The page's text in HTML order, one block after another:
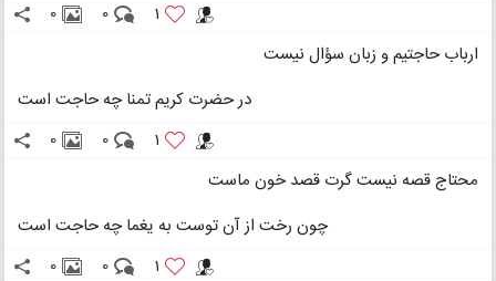
1
0
0
ارباب حاجتیم و زبان سؤال نیست
در حضرت کریم تمنا چه حاجت است
1
0
0
محتاج قصه نیست گرت قصد خون ماست
چون رخت از آن توست به یغما چه حاجت است
1
0
0